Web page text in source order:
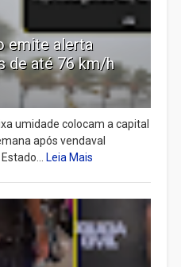
emite alerta
de até 76 km/h
umidade colocam a capital
após vendaval
Leia Mais